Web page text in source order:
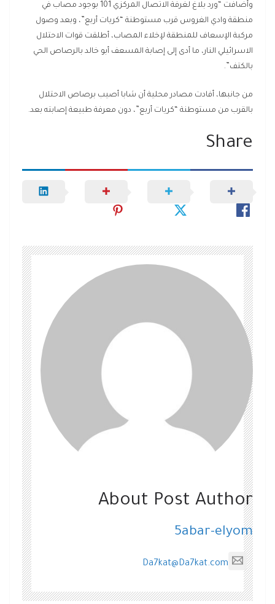
وأضافت “ورد بلاغ لغرفة الاتصال المركزي 101 بوجود مصاب في
منطقة وادي الغروس قرب مستوطنة “كريات أربع”، وبعد وصول
مركبة الإسعاف للمنطقة لإخلاء المصاب، أطلقت قوات الاحتلال
الاسرائيلي النار، ما أدى إلى إصابة المسعف أبو خالد بالرصاص الحي
بالكتف”.
من جانبها، أفادت مصادر محلية أن شابا أصيب برصاص الاحتلال
بالقرب من مستوطنة “كريات أربع”، دون معرفة طبيعة إصابته بعد.
Share
About Post Author
5abar-elyom
Da7kat@Da7kat.com